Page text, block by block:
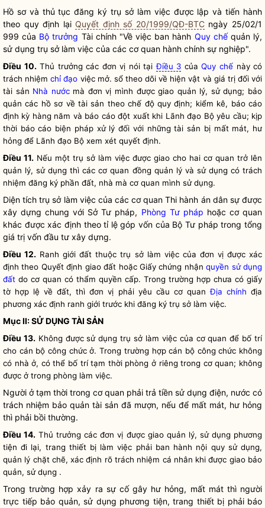
Hồ sơ và thủ tục đăng ký trụ sở làm việc được lập và tiến hành
theo quy định lại Quyết định số 20/1999/QĐ-BTCngày 25/02/1
999 của Bộ trưởng Tài chính "Về việc ban hành Quy chếquản lý,
sử dụng trụ sở làm việc của các cơ quan hành chính sự nghiệp".
Điều 10. Thủ trưởng các đơn vị nói tạiĐiều 3 củaQuy chế này có
trách nhiệmchỉ đạo việc mở. sổ theo dõi về hiện vật và giá trị đối với
tài sản Nhà nướcmà đơn vị mình được giao quản lý, sử dụng; bảo
quản các hồ sơ về tài sản theo chế độ quy định; kiểm kê, báo cáo
định kỳ hàng năm và báo cáo đột xuất khi Lãnh đạo Bộ yêu cầu; kịp
thời báo cáo biện pháp xử lý đối với những tài sản bị mất mát, hư
hỏng để Lãnh đạo Bộ xem xét quyết định.
Điều 11. Nếu một trụ sở làm việc được giao cho hai cơ quan trở lên
quản lý, sử dụng thì các cơ quan đồng quản lý và sử dụng có trách
nhiệm đăng ký phần đất, nhà mà cơ quan mình sử dụng.
Diện tích trụ sở làm việc của các cơ quan Thi hành án dân sự được
xây dựng chung với Sở Tư pháp, Phòng Tư pháp hoặc cơ quan
khác được xác định theo tỉ lệ góp vốn của Bộ Tư pháp trong tổng
giá trị vốn đầu tư xây dựng.
Điều 12. Ranh giới đất thuộc trụ sở làm việc của đơn vị được xác
định theo Quyết định giao đất hoặc Giấy chứng nhậnquyền sử dụng
đất do cơ quan có thẩm quyền cấp. Trong trường hợp chưa có giấy
tờ hợp lệ về đất, thì đơn vị phải yêu cầu cơ quanĐịa chính địa
phương xác định ranh giới trước khi đăng ký trụ sở làm việc.
Mục II: SỬ DỤNG TÀI SẢN
Điều 13. Không được sử dụng trụ sở làm việc của cơ quan để bố trí
cho cán bộ công chức ở. Trong trường hợp cán bộ công chức không
có nhà ở, có thể bố trí tạm thời phòng ở riêng trong cơ quan; không
được ở trong phòng làm việc.
Người ở tạm thời trong cơ quan phải trả tiền sử dụng điện, nước có
trách nhiệm bảo quản tài sản đã mượn, nếu để mất mát, hư hỏng
thì phải bồi thường.
Điều 14. Thủ trưởng các đơn vị được giao quản lý, sử dụng phương
tiện đi lại, trang thiết bị làm việc phải ban hành nội quy sử dụng,
quản lý chặt chẽ, xác định rõ trách nhiệm cá nhân khi được giao bảo
quản, sử dụng .
Trong trường hợp xảy ra sự cố gây hư hỏng, mất mát thì người
trực tiếp bảo quản, sử dụng phương tiện, trang thiết bị phải báo